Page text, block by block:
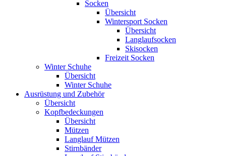
Socken
Übersicht
Wintersport Socken
Übersicht
Langlaufsocken
Skisocken
Freizeit Socken
Winter Schuhe
Übersicht
Winter Schuhe
Ausrüstung und Zubehör
Übersicht
Kopfbedeckungen
Übersicht
Mützen
Langlauf Mützen
Stirnbänder